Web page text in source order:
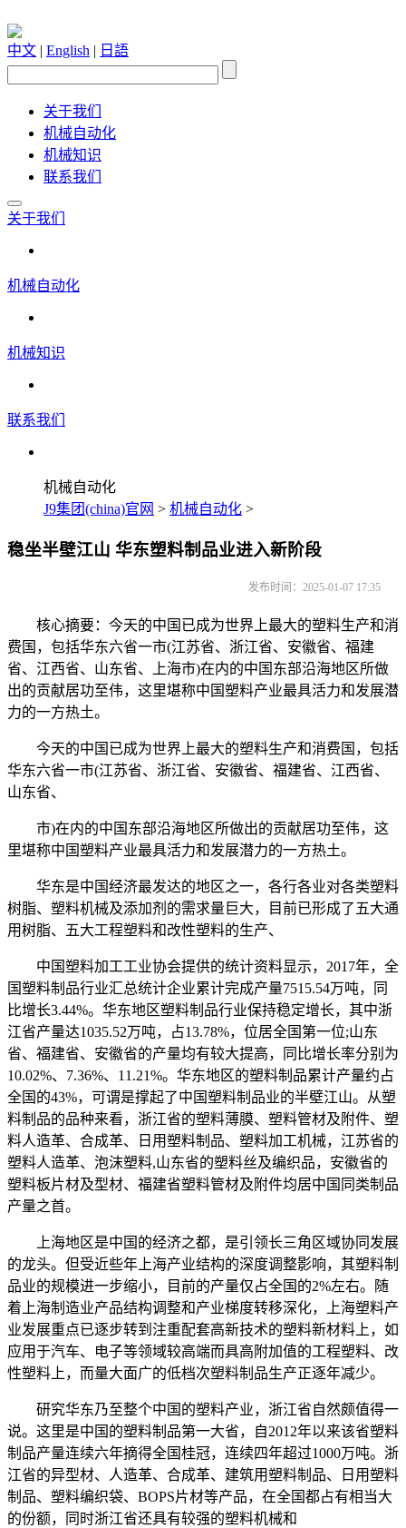
中文 | English | 日語
关于我们
机械自动化
机械知识
联系我们
关于我们
机械自动化
机械知识
联系我们
机械自动化
J9集团(china)官网 > 机械自动化 >
稳坐半壁江山 华东塑料制品业进入新阶段
发布时间：2025-01-07 17:35
核心摘要：今天的中国已成为世界上最大的塑料生产和消
费国，包括华东六省一市(江苏省、浙江省、安徽省、福建
省、江西省、山东省、上海市)在内的中国东部沿海地区所做
出的贡献居功至伟，这里堪称中国塑料产业最具活力和发展潜
力的一方热土。
今天的中国已成为世界上最大的塑料生产和消费国，包括
华东六省一市(江苏省、浙江省、安徽省、福建省、江西省、
山东省、
市)在内的中国东部沿海地区所做出的贡献居功至伟，这
里堪称中国塑料产业最具活力和发展潜力的一方热土。
华东是中国经济最发达的地区之一，各行各业对各类塑料
树脂、塑料机械及添加剂的需求量巨大，目前已形成了五大通
用树脂、五大工程塑料和改性塑料的生产、
中国塑料加工工业协会提供的统计资料显示，2017年，全
国塑料制品行业汇总统计企业累计完成产量7515.54万吨，同
比增长3.44%。华东地区塑料制品行业保持稳定增长，其中浙
江省产量达1035.52万吨，占13.78%，位居全国第一位;山东
省、福建省、安徽省的产量均有较大提高，同比增长率分别为
10.02%、7.36%、11.21%。华东地区的塑料制品累计产量约占
全国的43%，可谓是撑起了中国塑料制品业的半壁江山。从塑
料制品的品种来看，浙江省的塑料薄膜、塑料管材及附件、塑
料人造革、合成革、日用塑料制品、塑料加工机械，江苏省的
塑料人造革、泡沫塑料,山东省的塑料丝及编织品，安徽省的
塑料板片材及型材、福建省塑料管材及附件均居中国同类制品
产量之首。
上海地区是中国的经济之都，是引领长三角区域协同发展
的龙头。但受近些年上海产业结构的深度调整影响，其塑料制
品业的规模进一步缩小，目前的产量仅占全国的2%左右。随
着上海制造业产品结构调整和产业梯度转移深化，上海塑料产
业发展重点已逐步转到注重配套高新技术的塑料新材料上，如
应用于汽车、电子等领域较高端而具高附加值的工程塑料、改
性塑料上，而量大面广的低档次塑料制品生产正逐年减少。
研究华东乃至整个中国的塑料产业，浙江省自然颇值得一
说。这里是中国的塑料制品第一大省，自2012年以来该省塑料
制品产量连续六年摘得全国桂冠，连续四年超过1000万吨。浙
江省的异型材、人造革、合成革、建筑用塑料制品、日用塑料
制品、塑料编织袋、BOPS片材等产品，在全国都占有相当大
的份额，同时浙江省还具有较强的塑料机械和